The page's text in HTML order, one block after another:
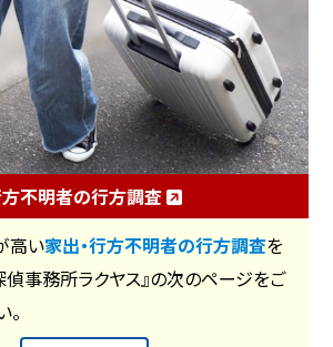
方不明者の行方調査
高い家出・行方不明者の行方調査を
偵事務所ラクヤス』の次のページをご